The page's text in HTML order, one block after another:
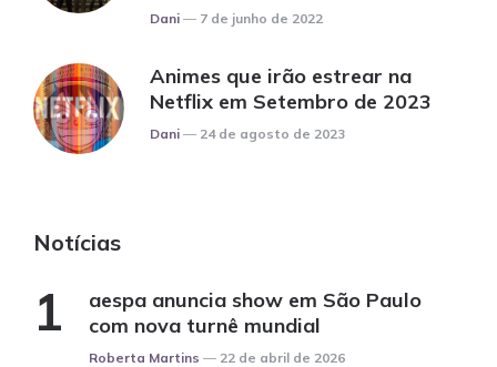
Posted
Dani 7 de junho de 2022
Animes que irão estrear na
Netflix em Setembro de 2023
Posted
Dani 24 de agosto de 2023
Notícias
aespa anuncia show em São Paulo
com nova turnê mundial
Posted
Roberta Martins 22 de abril de 2026